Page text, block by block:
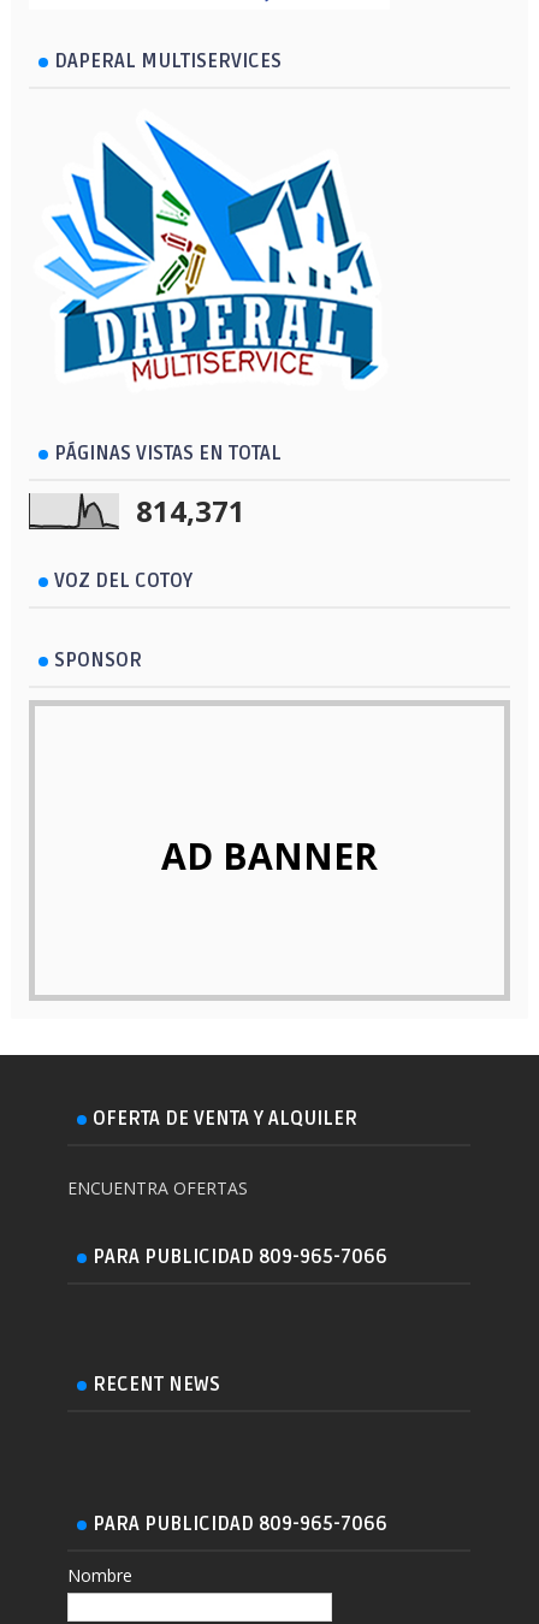
DAPERAL MULTISERVICES
PÁGINAS VISTAS EN TOTAL
814,371
VOZ DEL COTOY
SPONSOR
AD BANNER
OFERTA DE VENTA Y ALQUILER
ENCUENTRA OFERTAS
PARA PUBLICIDAD 809-965-7066
RECENT NEWS
PARA PUBLICIDAD 809-965-7066
Nombre